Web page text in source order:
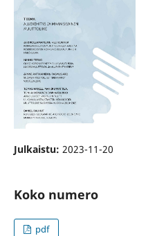
Julkaistu: 2023-11-20
Koko numero
pdf